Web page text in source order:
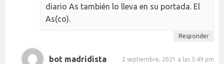
diario As también lo lleva en su portada. El
As(co).
Responder
bot madridista 2 septiembre, 2021 a las 5:49 pm